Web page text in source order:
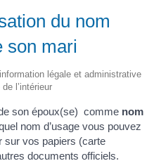
du nom
son mari
légale et administrative
l’intérieur
son époux(se) comme nom
nom d’usage vous pouvez
sur vos papiers (carte
documents officiels.